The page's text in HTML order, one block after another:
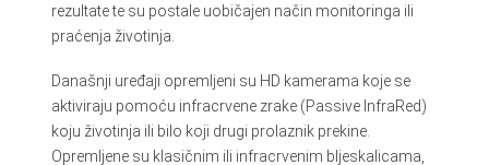
rezultate te su postale uobičajen način monitoringa ili
praćenja životinja.
Današnji uređaji opremljeni su HD kamerama koje se
aktiviraju pomoću infracrvene zrake (Passive InfraRed)
koju životinja ili bilo koji drugi prolaznik prekine.
Opremljene su klasičnim ili infracrvenim bljeskalicama,